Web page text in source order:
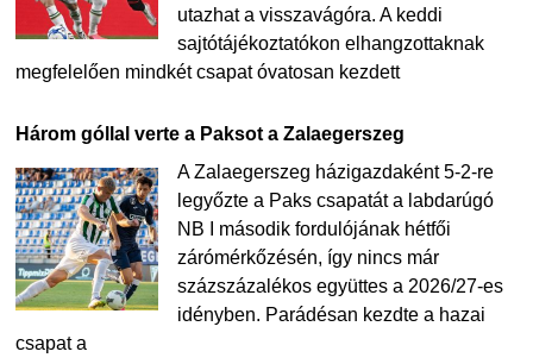
utazhat a visszavágóra. A keddi
sajtótájékoztatókon elhangzottaknak
megfelelően mindkét csapat óvatosan kezdett
Három góllal verte a Paksot a Zalaegerszeg
A Zalaegerszeg házigazdaként 5-2-re
legyőzte a Paks csapatát a labdarúgó
NB I második fordulójának hétfői
zárómérkőzésén, így nincs már
százszázalékos együttes a 2026/27-es
idényben. Parádésan kezdte a hazai
csapat a